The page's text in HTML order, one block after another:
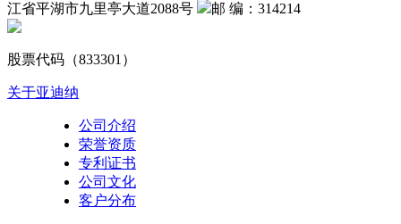
江省平湖市九里亭大道2088号
邮 编：314214
股票代码（833301）
关于亚迪纳
公司介绍
荣誉资质
专利证书
公司文化
客户分布